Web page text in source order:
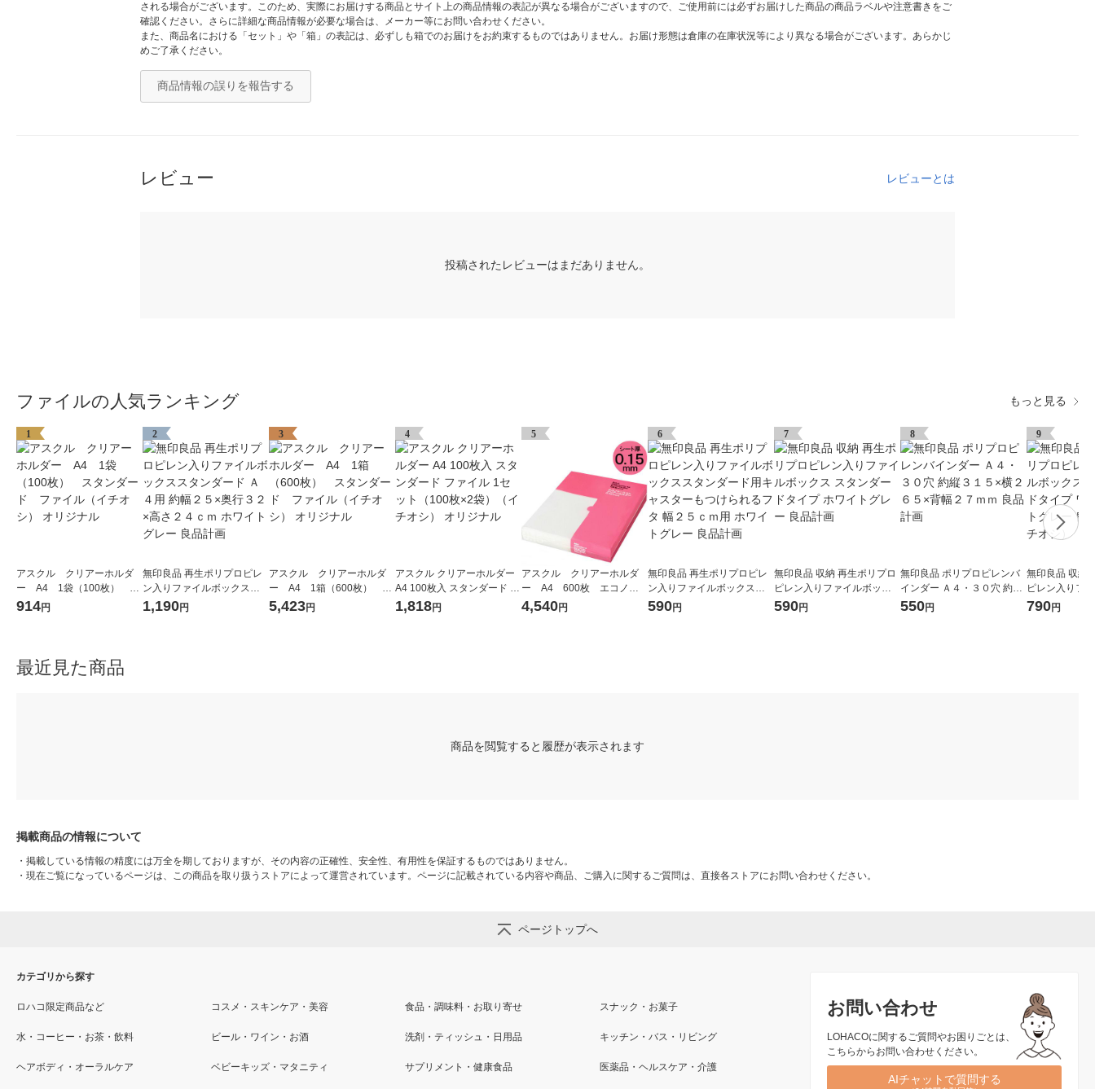
される場合がございます。このため、実際にお届けする商品とサイト上の商品情報の表記が異なる場合がございますので、ご使用前には必ずお届けした商品の商品ラベルや注意書きをご
確認ください。さらに詳細な商品情報が必要な場合は、メーカー等にお問い合わせください。
また、商品名における「セット」や「箱」の表記は、必ずしも箱でのお届けをお約束するものではありません。お届け形態は倉庫の在庫状況等により異なる場合がございます。あらかじ
めご了承ください。
商品情報の誤りを報告する
レビュー レビューとは
投稿されたレビューはまだありません。
ファイルの人気ランキング もっと見る
1
アスクル クリアーホルダ
ー A4 1袋（100枚） ス
タンダード ファイル（イ
914円
2
無印良品 再生ポリプロピレ
ン入りファイルボックスス
タンダード Ａ４用 約幅２５
1,190円
3
アスクル クリアーホルダ
ー A4 1箱（600枚） ス
タンダード ファイル（イ
5,423円
4
アスクル クリアーホルダー
A4 100枚入 スタンダード フ
ァイル 1セット（100枚×2
1,818円
5
アスクル クリアーホルダ
ー A4 600枚 エコノミ
ースリム ファイル オリジ
4,540円
6
無印良品 再生ポリプロピレ
ン入りファイルボックスス
タンダード用キャスターも
590円
7
無印良品 収納 再生ポリプロ
ピレン入りファイルボック
ス スタンダードタイプ ホワ
590円
8
無印良品 ポリプロピレンバ
インダー Ａ４・３０穴 約縦
３１５×横２６５×背幅２７
550円
9
無印良品 収納
ピレン入りフ
ス スタンダー
790円
最近見た商品
商品を閲覧すると履歴が表示されます
掲載商品の情報について
・ 掲載している情報の精度には万全を期しておりますが、その内容の正確性、安全性、有用性を保証するものではありません。
・ 現在ご覧になっているページは、この商品を取り扱うストアによって運営されています。ページに記載されている内容や商品、ご購入に関するご質問は、直接各ストアにお問い合わせください。
ページトップへ
お問い合わせ
LOHACOに関するご質問やお困りごとは、
こちらからお問い合わせください。
AIチャットで質問する
カテゴリから探す
ロハコ限定商品など コスメ・スキンケア・美容 食品・調味料・お取り寄せ スナック・お菓子
水・コーヒー・お茶・飲料 ビール・ワイン・お酒 洗剤・ティッシュ・日用品 キッチン・バス・リビング
ヘアボディ・オーラルケア ベビーキッズ・マタニティ サプリメント・健康食品 医薬品・ヘルスケア・介護